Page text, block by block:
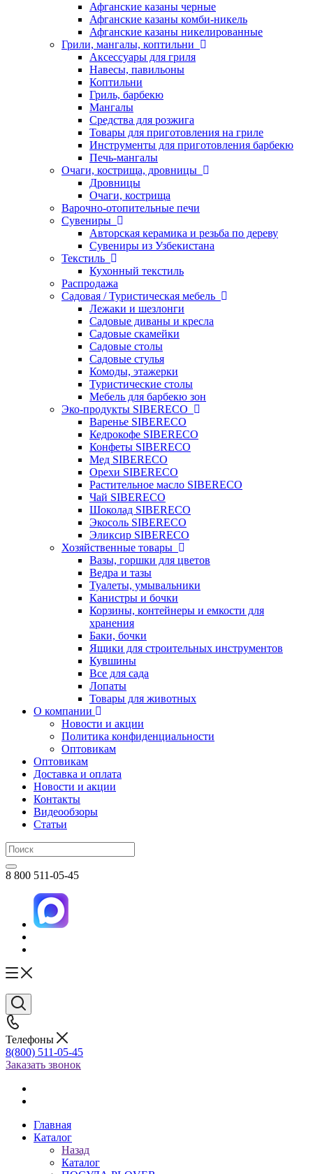
Афганские казаны черные
Афганские казаны комби-никель
Афганские казаны никелированные
Грили, мангалы, коптильни
Аксессуары для гриля
Навесы, павильоны
Коптильни
Гриль, барбекю
Мангалы
Средства для розжига
Товары для приготовления на гриле
Инструменты для приготовления барбекю
Печь-мангалы
Очаги, кострища, дровницы
Дровницы
Очаги, кострища
Варочно-отопительные печи
Сувениры
Авторская керамика и резьба по дереву
Сувениры из Узбекистана
Текстиль
Кухонный текстиль
Распродажа
Садовая / Туристическая мебель
Лежаки и шезлонги
Садовые диваны и кресла
Садовые скамейки
Садовые столы
Садовые стулья
Комоды, этажерки
Туристические столы
Мебель для барбекю зон
Эко-продукты SIBERECO
Варенье SIBERECO
Кедрокофе SIBERECO
Конфеты SIBERECO
Мед SIBERECO
Орехи SIBERECO
Растительное масло SIBERECO
Чай SIBERECO
Шоколад SIBERECO
Экосоль SIBERECO
Эликсир SIBERECO
Хозяйственные товары
Вазы, горшки для цветов
Ведра и тазы
Туалеты, умывальники
Канистры и бочки
Корзины, контейнеры и емкости для
хранения
Баки, бочки
Ящики для строительных инструментов
Кувшины
Все для сада
Лопаты
Товары для животных
О компании
Новости и акции
Политика конфиденциальности
Оптовикам
Оптовикам
Доставка и оплата
Новости и акции
Контакты
Видеообзоры
Статьи
8 800 511-05-45
Телефоны
8(800) 511-05-45
Заказать звонок
Главная
Каталог
Назад
Каталог